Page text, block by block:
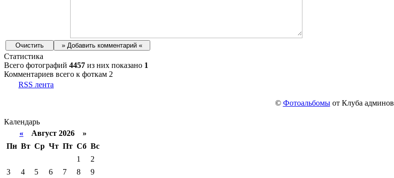
Статистика
Всего фотографий 4457 из них показано 1
Комментариев всего к фоткам 2
RSS лента
© Фотоальбомыот Клуба админов
Календарь
« Август 2026 »
Пн Вт Ср Чт Пт Сб Вс
1
2
3
4 5 6 7 8 9